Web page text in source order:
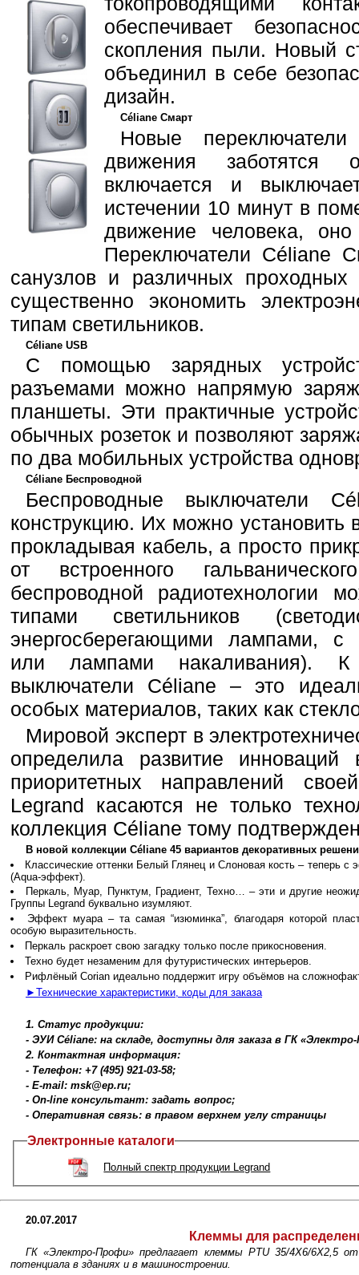
обеспечивает
скопления пыли. Новый
объединил в себе
дизайн.
Céliane Смарт
Новые
движения заботятся
включается и
истечении 10 минут в
движение человека, оно
Переключатели Céliane
санузлов и различных
существенно экономить
типам светильников.
Céliane USB
С помощью зарядных
разъемами можно напрямую
планшеты. Эти практичные
обычных розеток и позволяют
по два мобильных устройства
Céliane Беспроводной
Беспроводные выключатели
конструкцию. Их можно
прокладывая кабель, а просто
от встроенного
беспроводной радиотехнологии
типами светильников
энергосберегающими лампами,
или лампами накаливания).
выключатели Céliane – это
особых материалов, таких как
Мировой эксперт в
определила развитие инноваций
приоритетных направлений
Legrand касаются не только
коллекция Céliane тому
В новой коллекции Céliane 45 вариантов декоративных
Классические оттенки Белый Глянец и Слоновая кость – теперь
(Aqua-эффект).
Перкаль, Муар, Пунктум, Градиент, Техно… – эти и другие
Группы Legrand буквально изумляют.
Эффект муара – та самая “изюминка”, благодаря которой
особую выразительность.
Перкаль раскроет свою загадку только после прикосновения.
Техно будет незаменим для футуристических интерьеров.
Рифлёный Соrian идеально поддержит игру объёмов на
►Технические характеристики, коды для заказа
1. Статус продукции:
- ЭУИ Céliane: на складе, доступны для заказа в ГК
2. Контактная информация:
- Телефон: +7 (495) 921-03-58;
- E-mail: msk@ep.ru;
- On-line консультант: задать вопрос;
- Оперативная связь: в правом верхнем углу страницы
Электронные каталоги
Полный спектр продукции Legrand
20.07.2017
Клеммы для
ГК «Электро-Профи» предлагает клеммы PTU 35/4X6/6X2,5 от
потенциала в зданиях и в машиностроении.